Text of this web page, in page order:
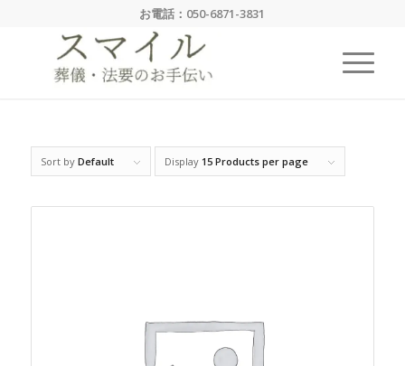
お電話： 050-6871-3831
Sort by Default Display 15 Products per page